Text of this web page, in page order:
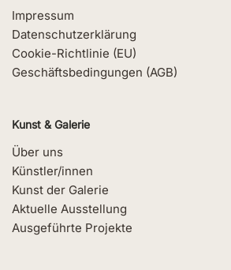
Impressum
Datenschutzerklärung
Cookie-Richtlinie (EU)
Geschäftsbedingungen (AGB)
Kunst & Galerie
Über uns
Künstler/innen
Kunst der Galerie
Aktuelle Ausstellung
Ausgeführte Projekte